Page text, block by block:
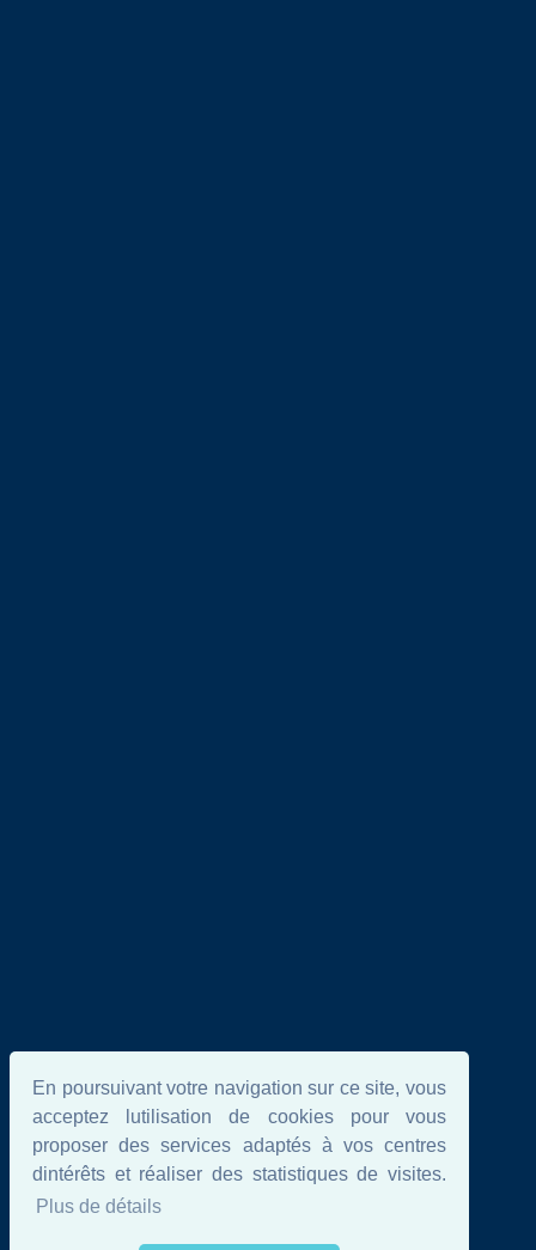
En poursuivant votre navigation sur ce site, vous
acceptez lutilisation de cookies pour vous
proposer des services adaptés à vos centres
dintérêts et réaliser des statistiques de visites.
Plus de détails